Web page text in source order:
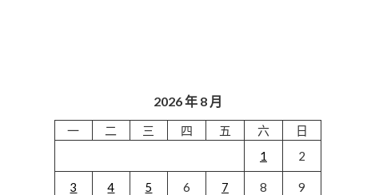
2026 年 8 月
一 二 三 四 五 六
日
1
2
3 4 5 6 7 8 9